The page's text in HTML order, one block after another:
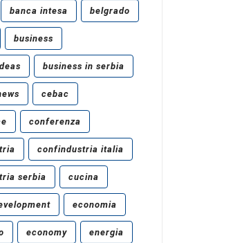
banca intesa belgrado
business
business in serbia
cebac
conferenza
confindustria italia
serbia cucina
economia
economy energia